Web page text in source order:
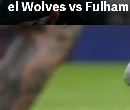
el Wolves vs Fulham